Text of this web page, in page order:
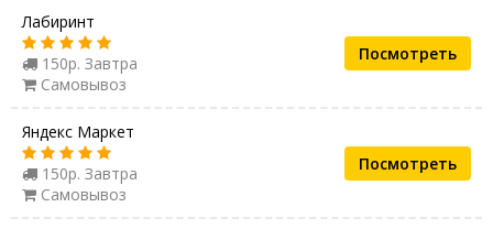
Лабиринт
150р. Завтра
Самовывоз
Посмотреть
Яндекс Маркет
150р. Завтра
Самовывоз
Посмотреть